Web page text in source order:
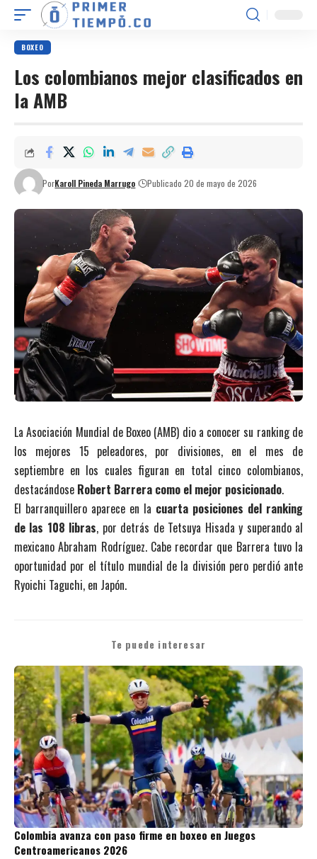
BOXEO
Los colombianos mejor clasificados en
la AMB
PorKaroll Pineda Marrugo Publicado 20 de mayo de 2026
La Asociación Mundial de Boxeo (AMB) dio a conocer su ranking de
los mejores 15 peleadores, por divisiones, en el mes de
septiembre en los cuales figuran en total cinco colombianos,
destacándose Robert Barrera como el mejor posicionado.
El barranquillero aparece en la cuarta posiciones del ranking
de las 108 libras, por detrás de Tetsuya Hisada y superando al
mexicano Abraham Rodríguez. Cabe recordar que Barrera tuvo la
oportunidad por el título mundial de la división pero perdió ante
Ryoichi Taguchi, en Japón.
Te puede interesar
Colombia avanza con paso firme en boxeo en Juegos
Centroamericanos 2026